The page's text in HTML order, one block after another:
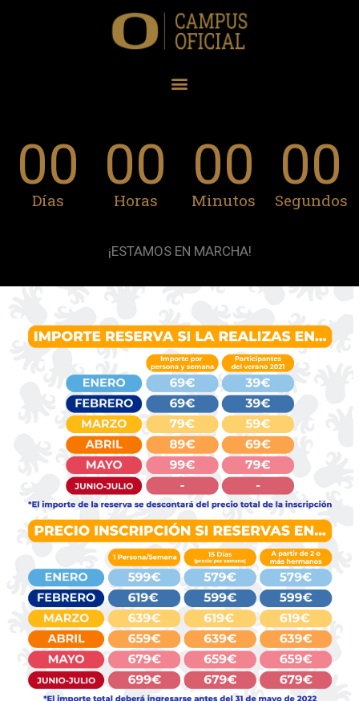
00
Días
00
Horas
00
Minutos
00
Segundos
¡ESTAMOS EN MARCHA!